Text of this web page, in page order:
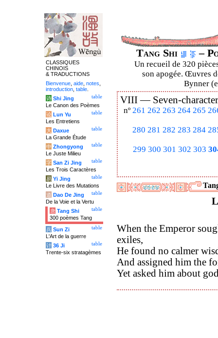
Tang Shi –
Un recueil de 320
son apogée. Œuvres
Bynner
VIII — Seven-
nº 261 262 263 264 265
280 281 282 283 284
299 300 301 302 303
When the Emperor
exiles,
He found no calmer
And assigned him the
Yet asked him about
CLASSIQUES
CHINOIS
& TRADUCTIONS
Bienvenue aide notes
introduction table
table
诗 Shi Jing
Le Canon des Poèmes
table
论 Lun Yu
Les Entretiens
table
大 Daxue
La Grande Étude
table
中 Zhongyong
Le Juste Milieu
table
字 San Zi Jing
Les Trois Caractères
table
易 Yi Jing
Le Livre des Mutations
table
道 Dao De Jing
De la Voie et la Vertu
table
唐 Tang Shi
300 poèmes Tang
table
兵 Sun Zi
L'Art de la guerre
table
计 36 Ji
Trente-six stratagèmes